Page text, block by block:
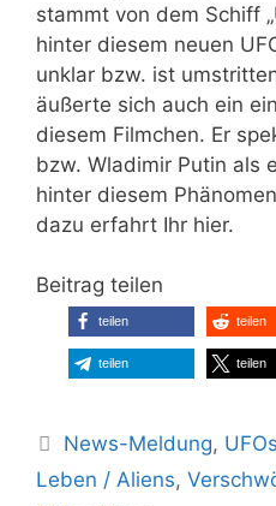
stammt von dem Schiff
hinter diesem neuen
unklar bzw. ist
äußerte sich auch ein
diesem Filmchen. Er
bzw. Wladimir Putin als
hinter diesem
dazu erfahrt Ihr hier.
Beitrag teilen
teilen teilen
teilen teilen
Kategorien
News-Meldung,
Leben / Aliens,